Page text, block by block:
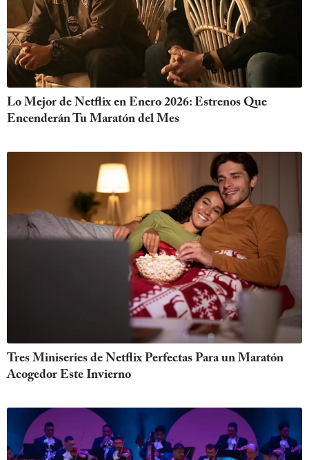
Lo Mejor de Netflix en Enero 2026: Estrenos Que
Encenderán Tu Maratón del Mes
Tres Miniseries de Netflix Perfectas Para un Maratón
Acogedor Este Invierno